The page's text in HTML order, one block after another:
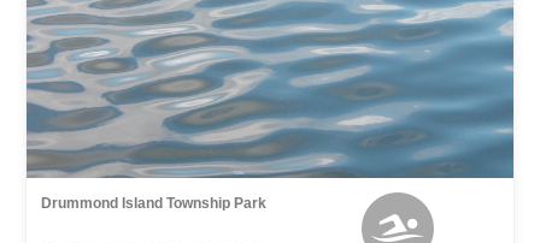
Drummond Island Township Park